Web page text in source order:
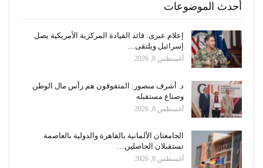
أحدث الموضوعات
إعلام عبرى: قائد القيادة المركزية الأمريكية يصل
إسرائيل ويلتقى…
أغسطس 8, 2026
د. أشرف منصور: المتفوقون هم رأس مال الوطن
وصناع مستقبله
أغسطس 8, 2026
الجامعتان الألمانية بالقاهرة والدولية بالعاصمة
تستقبلان الحاصلين…
أغسطس 8, 2026